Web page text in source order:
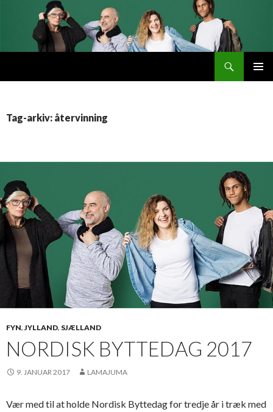
Tag-arkiv: återvinning
FYN,JYLLAND, SJÆLLAND
NORDISK BYTTEDAG 2017
9. JANUAR 2017 LAMAJUMA
Vær med til at holde Nordisk Byttedag for tredje år i træk med